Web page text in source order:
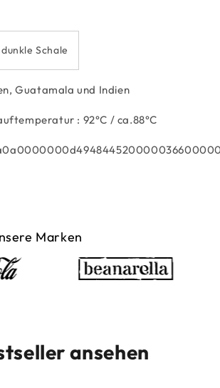
Schale
Guatamala und Indien
: 92°C / ca.88°C
Marken
ansehen